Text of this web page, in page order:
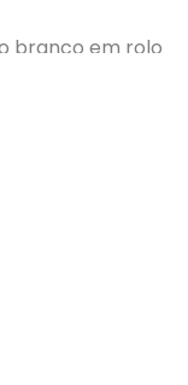
branco em rolo